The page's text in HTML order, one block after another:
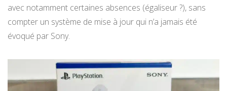
avec notamment certaines absences (égaliseur ?), sans
compter un système de mise à jour qui n’a jamais été
évoqué par Sony.